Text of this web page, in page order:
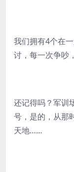
我们拥有4个在
讨，每一次争吵
还记得吗？军训
号，是的，从那
天地……